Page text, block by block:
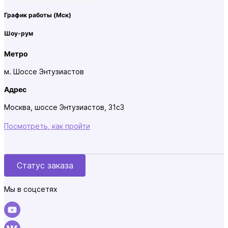
График работы (Мск)
Шоу-рум
Метро
м. Шоссе Энтузиастов
Адрес
Москва, шоссе Энтузиастов, 31с3
Посмотреть, как пройти
Статус заказа
Мы в соцсетях